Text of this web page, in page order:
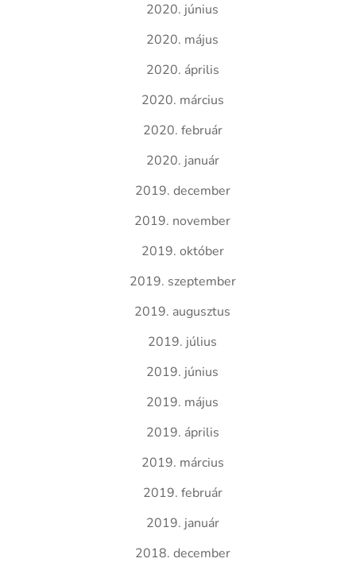
2020. június
2020. május
2020. április
2020. március
2020. február
2020. január
2019. december
2019. november
2019. október
2019. szeptember
2019. augusztus
2019. július
2019. június
2019. május
2019. április
2019. március
2019. február
2019. január
2018. december